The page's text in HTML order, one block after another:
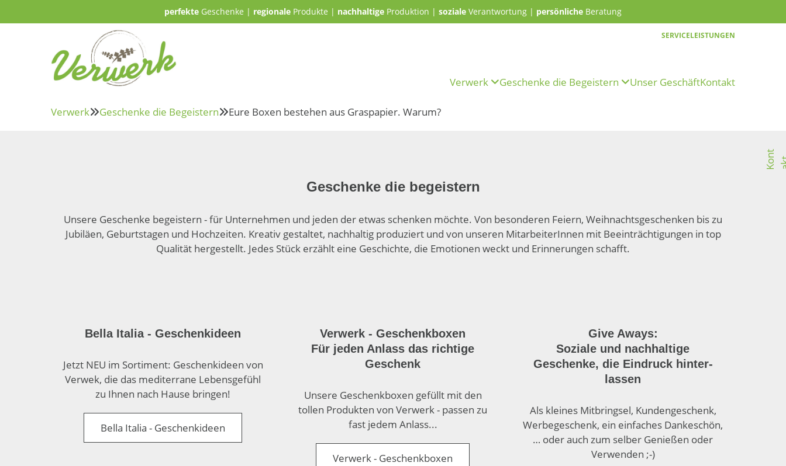
K
o
n
t
a
k
perfekte Geschenke | regionale Produkte | nachhaltige Produktion | soziale Verantwortung | persönliche Beratung
SERVICELEISTUNGEN
Verwerk Geschenke die Begeistern Unser GeschäftKontakt
VerwerkGeschenke die BegeisternEure Boxen bestehen aus Graspapier. Warum?
Geschenke die begeistern
Unsere Geschenke begeistern - für Unter­nehmen und jeden der etwas schenken möchte. Von besonderen Feiern, Weihnachts­geschenken bis zu
Jubiläen, Geburts­tagen und Hoch­zeiten. Kreativ gestaltet, nach­haltig produziert und von unseren Mit­arbeiterInnen mit Beein­trächtigungen in top
Qualität herge­stellt. Jedes Stück erzählt eine Geschichte, die Emotionen weckt und Erinnerungen schafft.
Bella Italia - Geschenkideen
Jetzt NEU im Sortiment: Geschenkideen von
Verwek, die das mediterrane Lebensgefühl
zu Ihnen nach Hause bringen!
Bella Italia - Geschenkideen
Verwerk - Geschenkboxen
Für jeden Anlass das richtige
Geschenk
Unsere Geschenkboxen gefüllt mit den
tollen Produkten von Verwerk - passen zu
fast jedem Anlass...
Verwerk - Geschenkboxen
Give Aways:
Soziale und nach­haltige
Geschenke, die Ein­druck hinter­
lassen
Als kleines Mit­bringsel, Kunden­geschenk,
Werbe­geschenk, ein einfaches Danke­schön,
… oder auch zum selber Genießen oder
Verwenden ;-)